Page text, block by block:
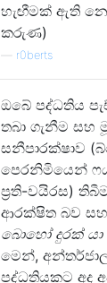
හැඟීමක් ඇති
කරුණ)
r0berts
ඔබේ පද්ධතිය
තබා ගැනීම
සනීපාරක්ෂාව
පෙරනිමියෙන්
ප්‍රති-වයිරස)
ආරක්ෂිත බව
බොහෝ දුරක් යා
මෙන්,
පද්ධතියකට අද